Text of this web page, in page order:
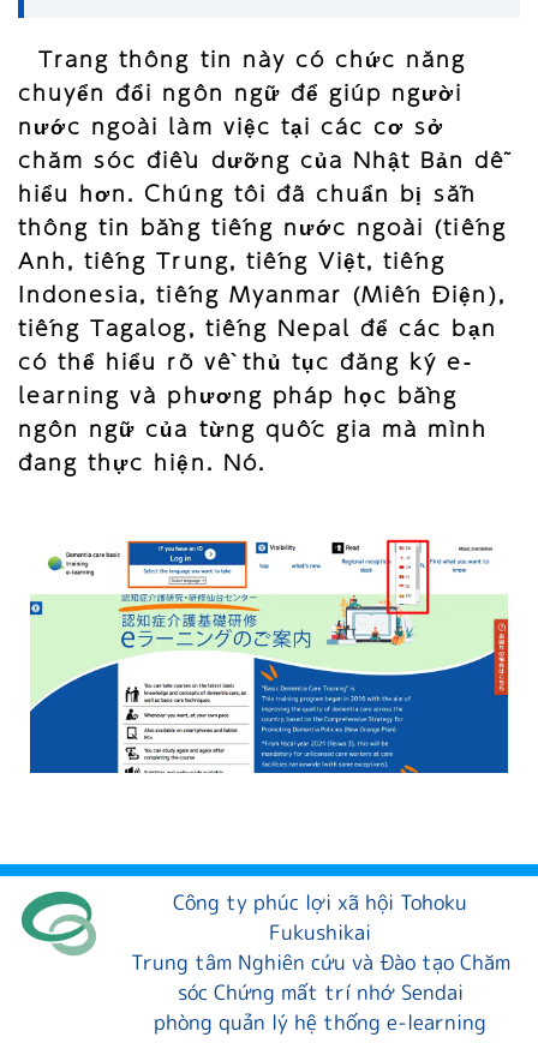
Trang thông tin này có chức năng
chuyển đổi ngôn ngữ để giúp người
nước ngoài làm việc tại các cơ sở
chăm sóc điều dưỡng của Nhật Bản dễ
hiểu hơn. Chúng tôi đã chuẩn bị sẵn
thông tin bằng tiếng nước ngoài (tiếng
Anh, tiếng Trung, tiếng Việt, tiếng
Indonesia, tiếng Myanmar (Miến Điện),
tiếng Tagalog, tiếng Nepal để các bạn
có thể hiểu rõ về thủ tục đăng ký e-
learning và phương pháp học bằng
ngôn ngữ của từng quốc gia mà mình
đang thực hiện. Nó.
Công ty phúc lợi xã hội Tohoku
Fukushikai
Trung tâm Nghiên cứu và Đào tạo Chăm
sóc Chứng mất trí nhớ Sendai
phòng quản lý hệ thống e-learning